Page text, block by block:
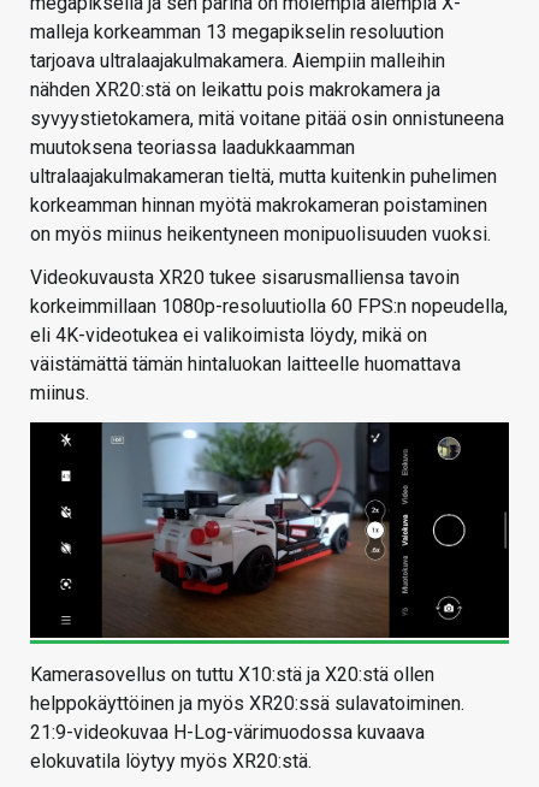
malleja korkeamman 13 megapikselin resoluution
tarjoava ultralaajakulmakamera. Aiempiin malleihin
nähden XR20:stä on leikattu pois makrokamera ja
syvyystietokamera, mitä voitane pitää osin onnistuneena
muutoksena teoriassa laadukkaamman
ultralaajakulmakameran tieltä, mutta kuitenkin puhelimen
korkeamman hinnan myötä makrokameran poistaminen
on myös miinus heikentyneen monipuolisuuden vuoksi.
Videokuvausta XR20 tukee sisarusmalliensa tavoin
korkeimmillaan 1080p-resoluutiolla 60 FPS:n nopeudella,
eli 4K-videotukea ei valikoimista löydy, mikä on
väistämättä tämän hintaluokan laitteelle huomattava
miinus.
Kamerasovellus on tuttu X10:stä ja X20:stä ollen
helppokäyttöinen ja myös XR20:ssä sulavatoiminen.
21:9-videokuvaa H-Log-värimuodossa kuvaava
elokuvatila löytyy myös XR20:stä.